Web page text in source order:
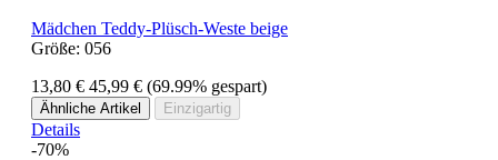
Mädchen Teddy-Plüsch-Weste beige
Größe: 056
13,80 € 45,99 € (69.99% gespart)
Ähnliche Artikel Einzigartig
Details
-70%